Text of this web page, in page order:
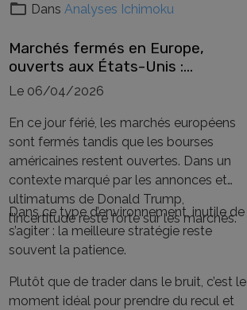
Dans Analyses Ichimoku
Marchés fermés en Europe,
ouverts aux États-Unis :
patienter et en profiter pour
progresser en bourse
Le 06/04/2026
En ce jour férié, les marchés européens
sont fermés tandis que les bourses
américaines restent ouvertes. Dans un
contexte marqué par les annonces et
ultimatums de Donald Trump,
l’incertitude reste forte sur les marchés.
Dans ce type d’environnement, inutile de
s’agiter : la meilleure stratégie reste
souvent la patience.
Plutôt que de trader dans le bruit, c’est le
moment idéal pour prendre du recul et